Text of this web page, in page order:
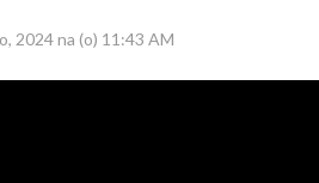
2024 na (o) 11:43 AM